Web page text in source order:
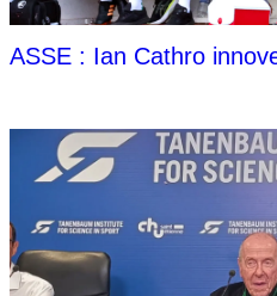
ASSE : Ian Cathro